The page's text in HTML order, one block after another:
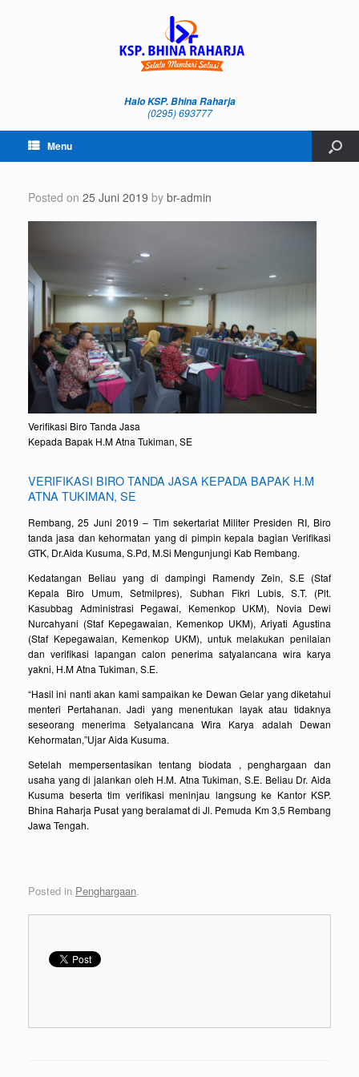
Halo KSP. Bhina Raharja
(0295) 693777
Menu
Posted on 25 Juni 2019 by br-admin
Verifikasi Biro Tanda Jasa
Kepada Bapak H.M Atna Tukiman, SE
VERIFIKASI BIRO TANDA JASA KEPADA BAPAK H.M
ATNA TUKIMAN, SE
Rembang, 25 Juni 2019 – Tim sekertariat Militer Presiden RI, Biro
tanda jasa dan kehormatan yang di pimpin kepala bagian Verifikasi
GTK, Dr.Aida Kusuma, S.Pd, M.Si Mengunjungi Kab Rembang.
Kedatangan Beliau yang di dampingi Ramendy Zein, S.E (Staf
Kepala Biro Umum, Setmilpres), Subhan Fikri Lubis, S.T. (Plt.
Kasubbag Administrasi Pegawai, Kemenkop UKM), Novia Dewi
Nurcahyani (Staf Kepegawaian, Kemenkop UKM), Ariyati Agustina
(Staf Kepegawaian, Kemenkop UKM), untuk melakukan penilaian
dan verifikasi lapangan calon penerima satyalancana wira karya
yakni, H.M Atna Tukiman, S.E.
“Hasil ini nanti akan kami sampaikan ke Dewan Gelar yang diketahui
menteri Pertahanan. Jadi yang menentukan layak atau tidaknya
seseorang menerima Setyalancana Wira Karya adalah Dewan
Kehormatan,”Ujar Aida Kusuma.
Setelah mempersentasikan tentang biodata , penghargaan dan
usaha yang di jalankan oleh H.M. Atna Tukiman, S.E. Beliau Dr. Aida
Kusuma beserta tim verifikasi meninjau langsung ke Kantor KSP.
Bhina Raharja Pusat yang beralamat di Jl. Pemuda Km 3,5 Rembang
Jawa Tengah.
Posted in Penghargaan.